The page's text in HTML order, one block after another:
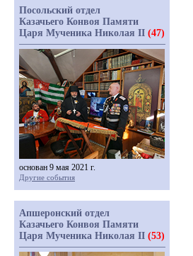
Посольский отдел
Казачьего Конвоя Памяти
Царя Мученика Николая II (47)
основан 9 мая 2021 г.
Другие события
Апшеронский отдел
Казачьего Конвоя Памяти
Царя Мученика Николая II (53)